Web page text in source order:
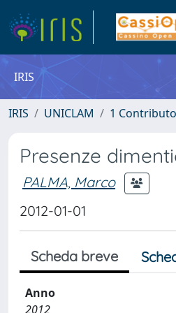
IRIS
IRIS UNICLAM 1
Presenze
PALMA, Marco
2012-01-01
Scheda breve
Anno
2012